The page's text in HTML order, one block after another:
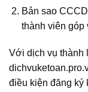
Bản sao
thành viên góp
Với dịch vụ thành
điều kiện đăng ký